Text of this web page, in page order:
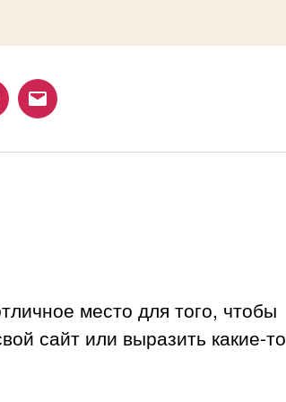
Email
место для того, чтобы
сайт или выразить какие-то